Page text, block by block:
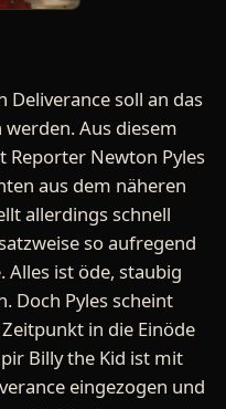
Deliverance soll an das
Aus diesem
Reporter Newton Pyles
aus dem näheren
allerdings schnell
so aufregend
Alles ist öde, staubig
Doch Pyles scheint
in die Einöde
Billy the Kid ist mit
eingezogen und